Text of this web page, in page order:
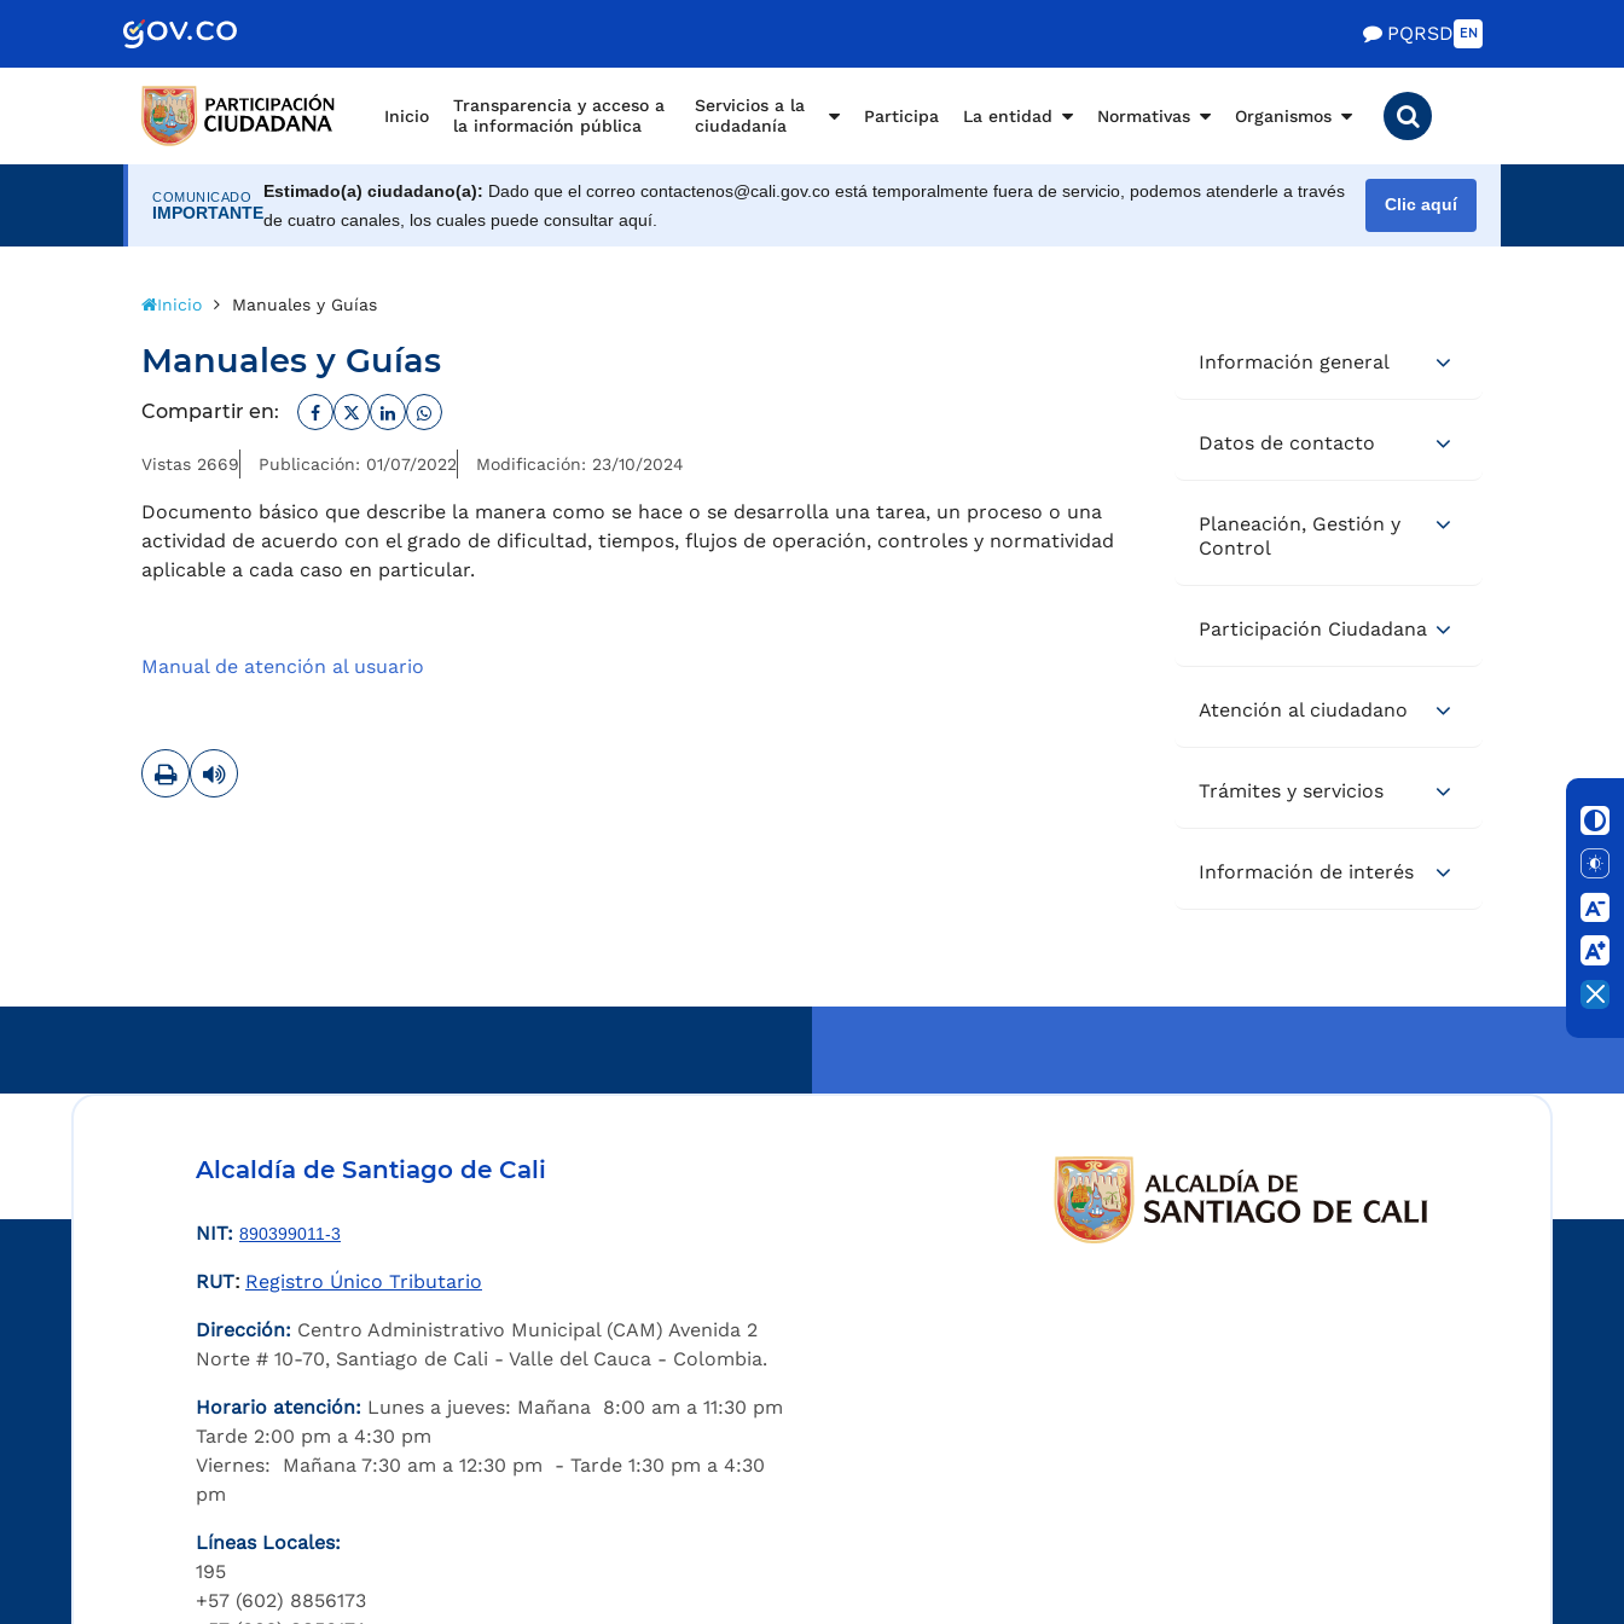
de Gobierno PQRSD EN
Inicio
Transparencia y acceso a
la información pública
Servicios a la
ciudadanía
Participa La entidad Normativas Organismos
COMUNICADO
IMPORTANTE
Estimado(a) ciudadano(a): Dado que el correo contactenos@cali.gov.co está temporalmente fuera de servicio, podemos atenderle a través
de cuatro canales, los cuales puede consultar aquí.
Clic aquí
Inicio Manuales y Guías
Manuales y Guías
Compartir en: Facebook
TwitterLinkedinWhatsapp
Vistas 2669 Publicación: 01/07/2022 Modificación: 23/10/2024
Documento básico que describe la manera como se hace o se desarrolla una tarea, un proceso o una
actividad de acuerdo con el grado de dificultad, tiempos, flujos de operación, controles y normatividad
aplicable a cada caso en particular.
Manual de atención al usuario
ImprimirLeer contenido
Información general
Datos de contacto
Planeación, Gestión y
Control
Participación Ciudadana
Atención al ciudadano
Trámites y servicios
Información de interés
Alcaldía de Santiago de Cali
NIT: 890399011-3
RUT: Registro Único Tributario
Dirección: Centro Administrativo Municipal (CAM) Avenida 2
Norte # 10-70, Santiago de Cali - Valle del Cauca - Colombia.
Horario atención: Lunes a jueves: Mañana 8:00 am a 11:30 pm
Tarde 2:00 pm a 4:30 pm
Viernes: Mañana 7:30 am a 12:30 pm - Tarde 1:30 pm a 4:30
pm
Líneas Locales:
195
+57 (602) 8856173